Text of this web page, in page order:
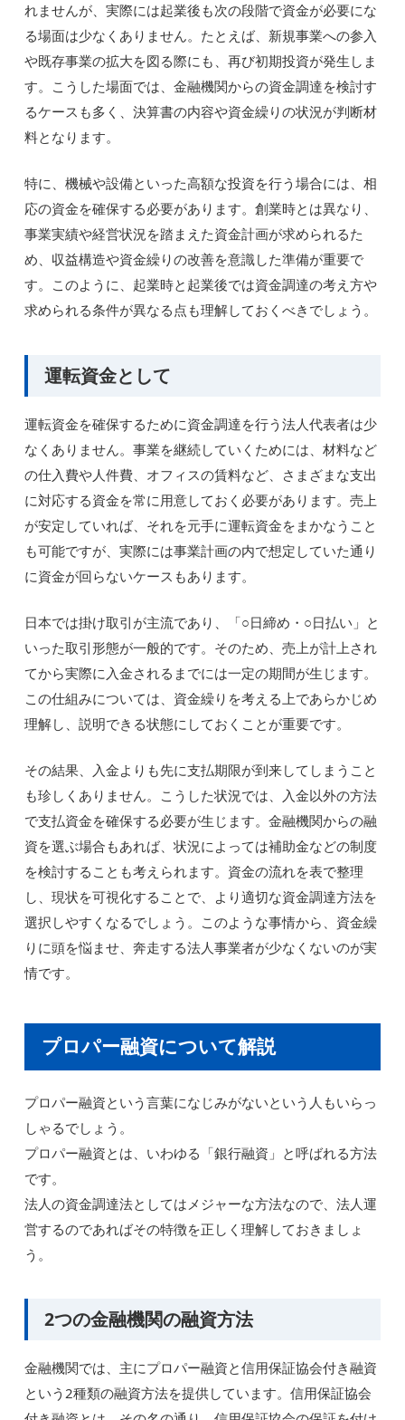
れませんが、実際には起業後も次の段階で資金が必要にな
る場面は少なくありません。たとえば、新規事業への参入
や既存事業の拡大を図る際にも、再び初期投資が発生しま
す。こうした場面では、金融機関からの資金調達を検討す
るケースも多く、決算書の内容や資金繰りの状況が判断材
料となります。
特に、機械や設備といった高額な投資を行う場合には、相
応の資金を確保する必要があります。創業時とは異なり、
事業実績や経営状況を踏まえた資金計画が求められるた
め、収益構造や資金繰りの改善を意識した準備が重要で
す。このように、起業時と起業後では資金調達の考え方や
求められる条件が異なる点も理解しておくべきでしょう。
運転資金として
運転資金を確保するために資金調達を行う法人代表者は少
なくありません。事業を継続していくためには、材料など
の仕入費や人件費、オフィスの賃料など、さまざまな支出
に対応する資金を常に用意しておく必要があります。売上
が安定していれば、それを元手に運転資金をまかなうこと
も可能ですが、実際には事業計画の内で想定していた通り
に資金が回らないケースもあります。
日本では掛け取引が主流であり、「○日締め・○日払い」と
いった取引形態が一般的です。そのため、売上が計上され
てから実際に入金されるまでには一定の期間が生じます。
この仕組みについては、資金繰りを考える上であらかじめ
理解し、説明できる状態にしておくことが重要です。
その結果、入金よりも先に支払期限が到来してしまうこと
も珍しくありません。こうした状況では、入金以外の方法
で支払資金を確保する必要が生じます。金融機関からの融
資を選ぶ場合もあれば、状況によっては補助金などの制度
を検討することも考えられます。資金の流れを表で整理
し、現状を可視化することで、より適切な資金調達方法を
選択しやすくなるでしょう。このような事情から、資金繰
りに頭を悩ませ、奔走する法人事業者が少なくないのが実
情です。
プロパー融資について解説
プロパー融資という言葉になじみがないという人もいらっ
しゃるでしょう。
プロパー融資とは、いわゆる「銀行融資」と呼ばれる方法
です。
法人の資金調達法としてはメジャーな方法なので、法人運
営するのであればその特徴を正しく理解しておきましょ
う。
2つの金融機関の融資方法
金融機関では、主にプロパー融資と信用保証協会付き融資
という2種類の融資方法を提供しています。信用保証協会